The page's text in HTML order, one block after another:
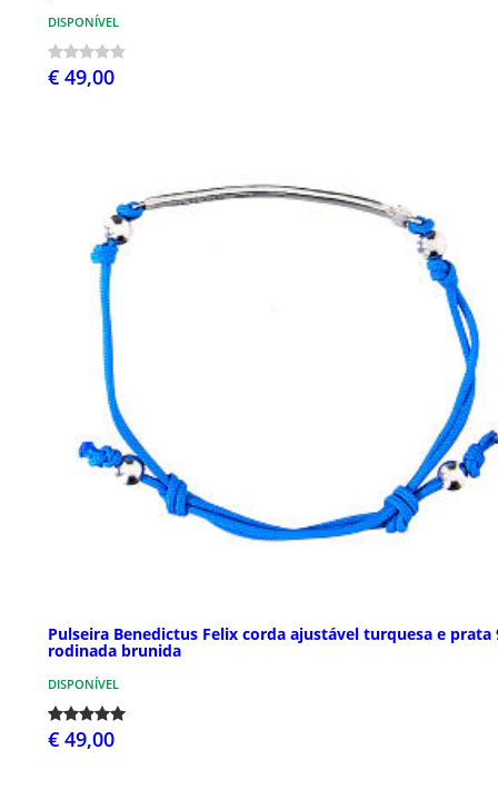
DISPONÍVEL
€ 49,00
Pulseira Benedictus Felix corda ajustável turquesa e prata
rodinada brunida
DISPONÍVEL
€ 49,00